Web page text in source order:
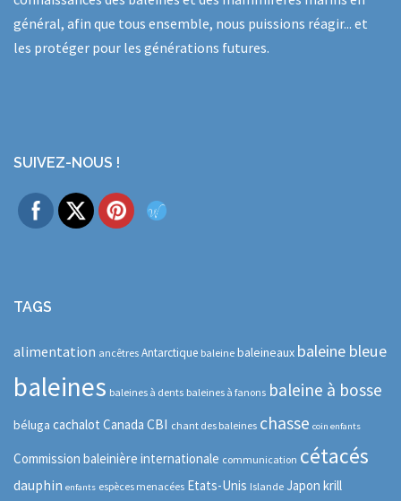
général, afin que tous ensemble, nous puissions réagir... et
les protéger pour les générations futures.
SUIVEZ-NOUS !
TAGS
alimentation ancêtres Antarctique baleine baleineaux baleine bleue
baleines baleines à dents baleines à fanons baleine à bosse
béluga cachalot Canada CBI chant des baleines chasse coin enfants
Commission baleinière internationale communication cétacés
dauphin enfants espèces menacées Etats-Unis Islande Japon krill